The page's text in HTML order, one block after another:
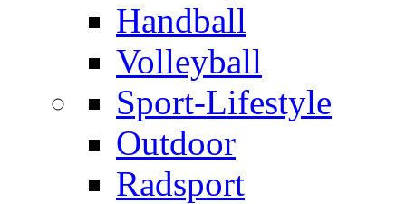
Handball
Volleyball
Sport-Lifestyle
Outdoor
Radsport